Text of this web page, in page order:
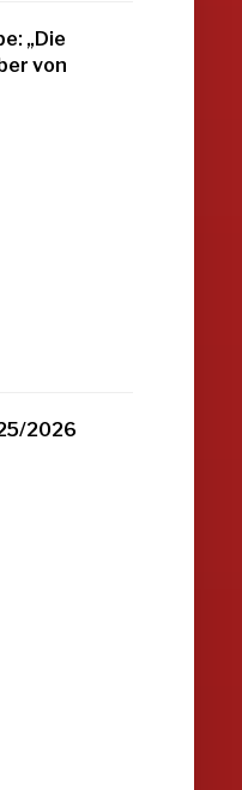
„Die
von
2026